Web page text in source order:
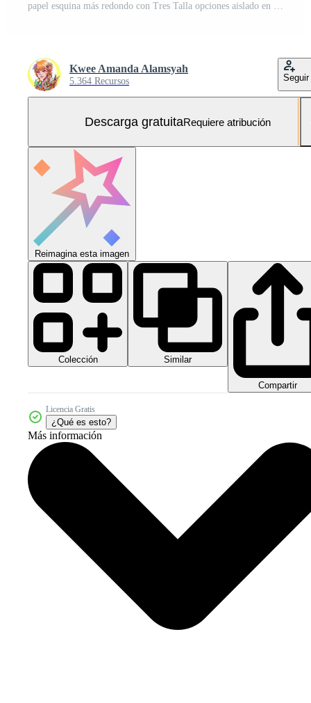
papel esquina más redondo con Tres Talla opciones aislado en vertical proporción marrón mesa superficie antecedentes. Foto Gratis
Kwee Amanda Alamsyah
5.364 Recursos Seguir
Descarga gratuitaRequiere atribución
Reimagina esta imagen
Colección Similar
Compartir
Licencia Gratis
¿Qué es esto?
Más información